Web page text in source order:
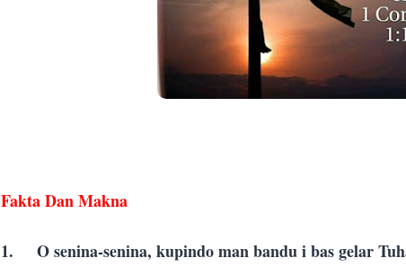
Fakta Dan Makna
1.
O senina-senina, kupindo man bandu i bas gelar